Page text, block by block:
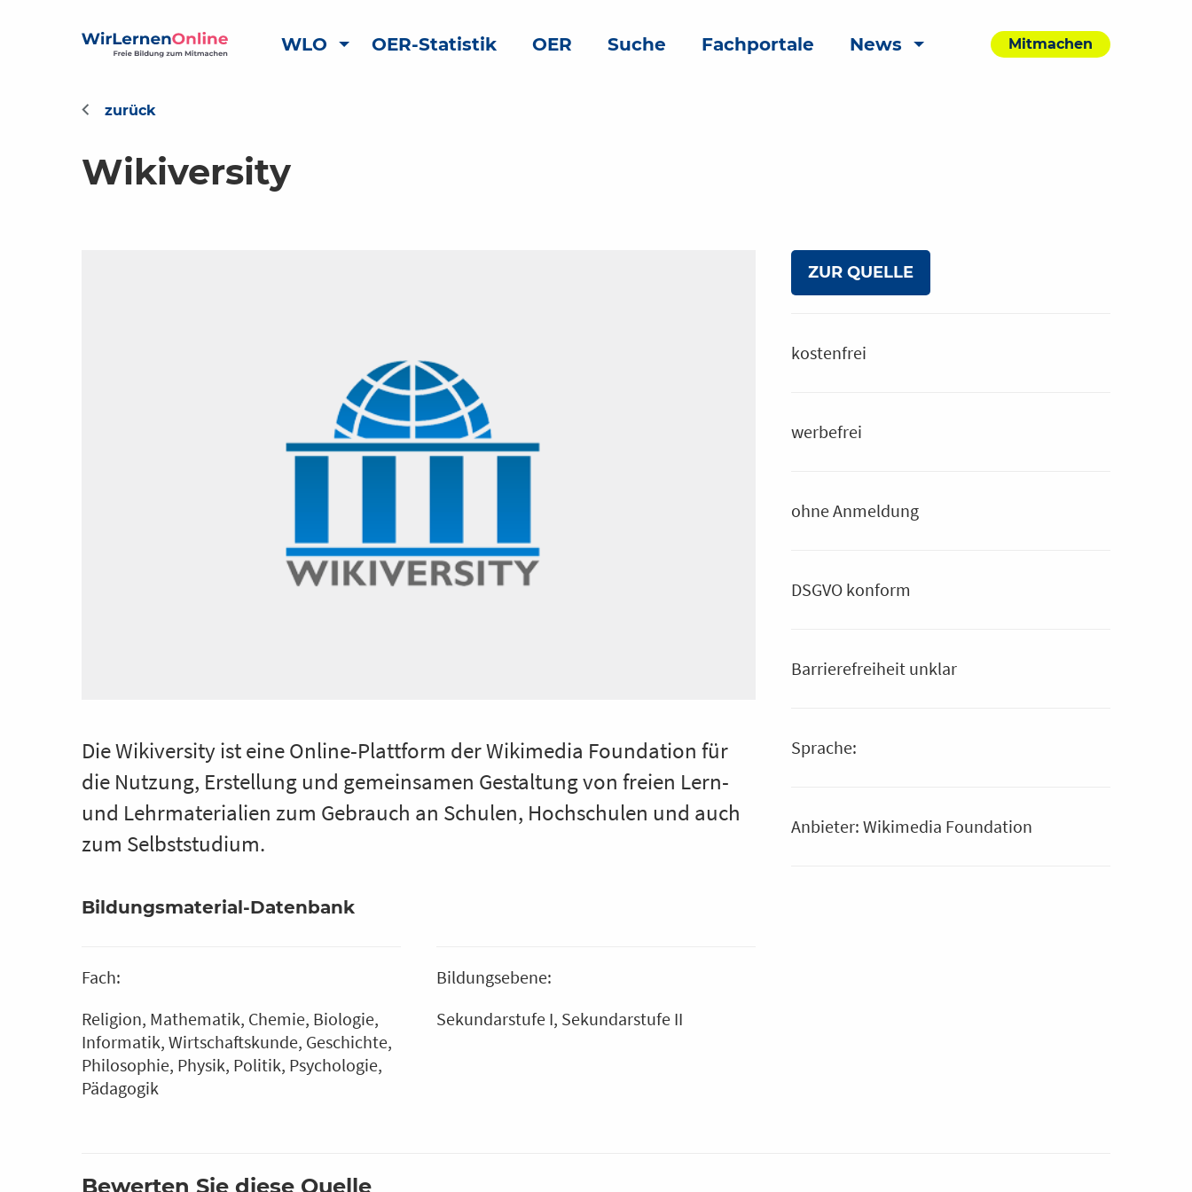
WLO OER-Statistik OER Suche Fachportale News Mitmachen
Wikiversity
Die Wikiversity ist eine Online-Plattform der Wikimedia Foundation für
die Nutzung, Erstellung und gemeinsamen Gestaltung von freien Lern-
und Lehrmaterialien zum Gebrauch an Schulen, Hochschulen und auch
zum Selbststudium.
Bildungsmaterial-Datenbank
Fach:
Religion Mathematik Chemie Biologie
Informatik Wirtschaftskunde Geschichte
Philosophie Physik Politik Psychologie
Pädagogik
Bildungsebene:
Sekundarstufe I Sekundarstufe II
ZUR QUELLE
kostenfrei
werbefrei
ohne Anmeldung
DSGVO konform
Barrierefreiheit unklar
Sprache:
Anbieter: Wikimedia Foundation
Bewerten Sie diese Quelle